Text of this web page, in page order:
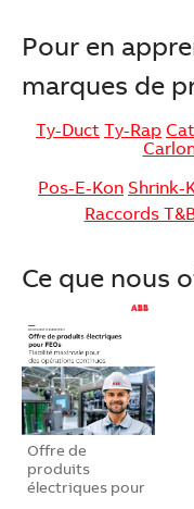
Pour en
marques de
Ty-Duct Ty-Rap
Pos-E-Kon Shrink-
Raccords
Ce que nous
Offre de
produits
électriques pour